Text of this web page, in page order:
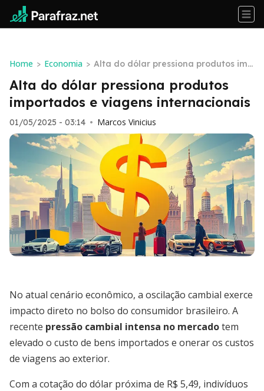
Home > Economia > Alta do dólar pressiona produtos imp
ortados e viagens internacionais
Alta do dólar pressiona produtos
importados e viagens internacionais
01/05/2025 - 03:14 • Marcos Vinicius
No atual cenário econômico, a oscilação cambial exerce
impacto direto no bolso do consumidor brasileiro. A
recente pressão cambial intensa no mercadotem
elevado o custo de bens importados e onerar os custos
de viagens ao exterior.
Com a cotação do dólar próxima de R$ 5,49, indivíduos